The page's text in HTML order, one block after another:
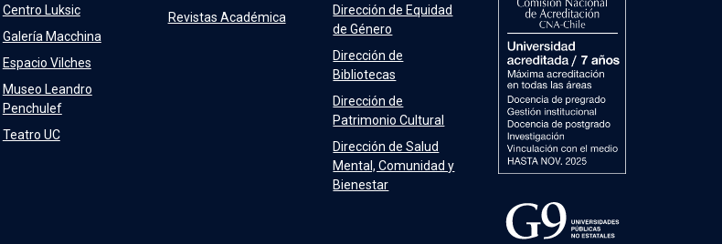
Centro Luksic
Galería Macchina
Espacio Vilches
Museo Leandro
Penchulef
Teatro UC
Revistas Académica
Dirección de Equidad
de Género
Dirección de
Bibliotecas
Dirección de
Patrimonio Cultural
Dirección de Salud
Mental, Comunidad y
Bienestar